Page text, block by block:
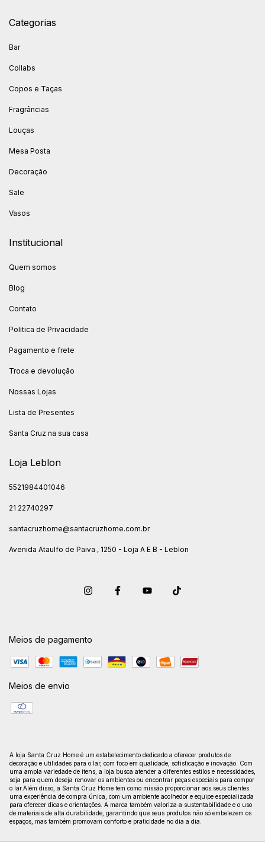
Categorias
Bar
Collabs
Copos e Taças
Fragrâncias
Louças
Mesa Posta
Decoração
Sale
Vasos
Institucional
Quem somos
Blog
Contato
Politica de Privacidade
Pagamento e frete
Troca e devolução
Nossas Lojas
Lista de Presentes
Santa Cruz na sua casa
Loja Leblon
5521984401046
21 22740297
santacruzhome@santacruzhome.com.br
Avenida Ataulfo de Paiva , 1250 - Loja A E B - Leblon
Meios de pagamento
Meios de envio
A loja Santa Cruz Home é um estabelecimento dedicado a oferecer produtos de
decoração e utilidades para o lar, com foco em qualidade, sofisticação e inovação. Com
uma ampla variedade de itens, a loja busca atender a diferentes estilos e necessidades,
seja para quem deseja renovar os ambientes ou encontrar peças especiais para compor
o lar.Além disso, a Santa Cruz Home tem como missão proporcionar aos seus clientes
uma experiência de compra única, com um ambiente acolhedor e equipe especializada
para oferecer dicas e orientações. A marca também valoriza a sustentabilidade e o uso
de materiais de alta durabilidade, garantindo que seus produtos não só embelezem os
espaços, mas também promovam conforto e praticidade no dia a dia.